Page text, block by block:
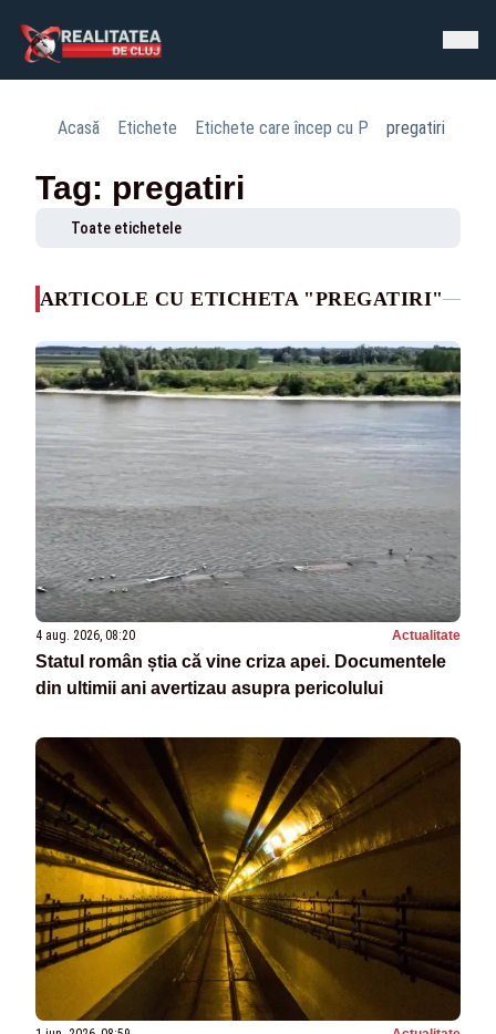
Acasă Etichete Etichete care încep cu P pregatiri
Tag: pregatiri
Toate etichetele
ARTICOLE CU ETICHETA "PREGATIRI"
4 aug. 2026, 08:20 Actualitate
Statul român știa că vine criza apei. Documentele
din ultimii ani avertizau asupra pericolului